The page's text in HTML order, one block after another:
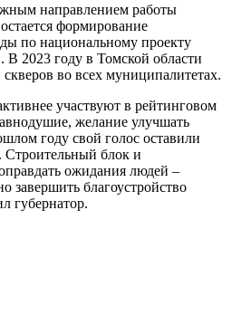
направлением работы
формирование
по национальному проекту
В 2023 году в Томской области
во всех муниципалитетах.
участвуют в рейтинговом
желание улучшать
году свой голос оставили
Строительный блок и
ожидания людей –
завершить благоустройство
губернатор.